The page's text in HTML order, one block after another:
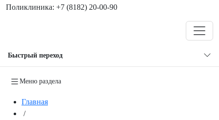
Поликлиника: +7 (8182) 20-00-90
Быстрый переход
Меню раздела
Главная
/